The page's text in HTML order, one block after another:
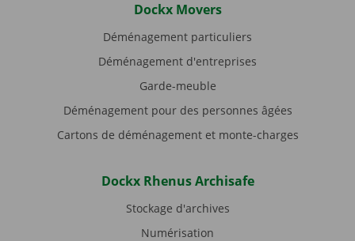
Dockx Movers
Déménagement particuliers
Déménagement d'entreprises
Garde-meuble
Déménagement pour des personnes âgées
Cartons de déménagement et monte-charges
Dockx Rhenus Archisafe
Stockage d'archives
Numérisation